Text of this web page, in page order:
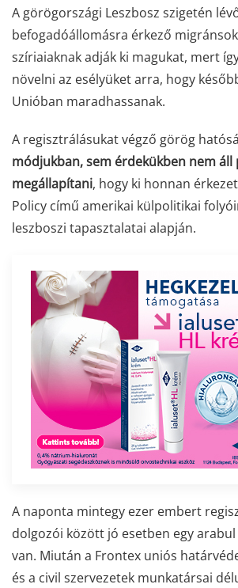
A görögországi Leszbosz szigetén
befogadóállomásra érkező
szíriaiaknak adják ki magukat, mert
növelni az esélyüket arra, hogy
Unióban maradhassanak.
A regisztrálásukat végző görög
módjukban, sem érdekükben nem
megállapítani, hogy ki honnan
Policy című amerikai külpolitikai
leszboszi tapasztalatai alapján.
A naponta mintegy ezer embert
dolgozói között jó esetben egy
van. Miután a Frontex uniós
és a civil szervezetek munkatársai